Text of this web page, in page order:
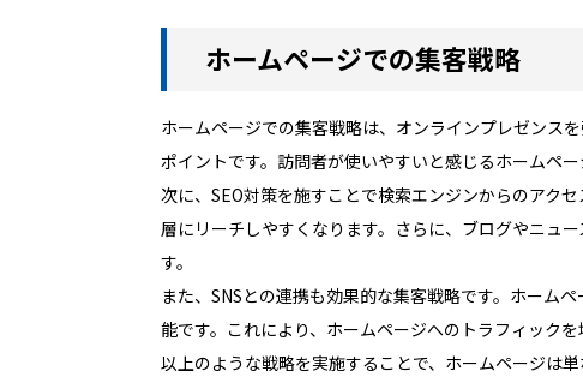
ホームページでの集客戦略
ホームページでの集客戦略は、オンラインプレゼンス
ポイントです。訪問者が使いやすいと感じるホームペ
次に、SEO対策を施すことで検索エンジンからのアク
層にリーチしやすくなります。さらに、ブログやニュ
す。
また、SNSとの連携も効果的な集客戦略です。ホーム
能です。これにより、ホームページへのトラフィック
以上のような戦略を実施することで、ホームページは